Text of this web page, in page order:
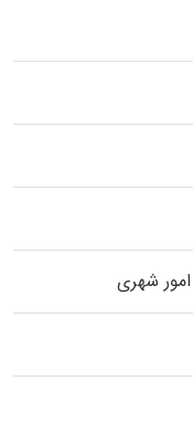
شهری